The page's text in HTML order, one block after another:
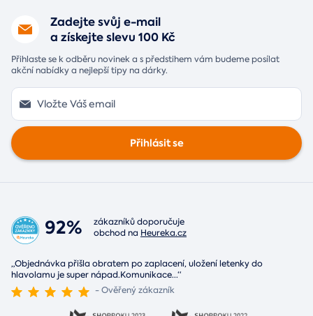
Zadejte svůj e-mail
a získejte slevu 100 Kč
Přihlaste se k odběru novinek a s předstihem vám budeme posílat
akční nabídky a nejlepší tipy na dárky.
Přihlásit se
92%
zákazníků doporučuje
obchod na Heureka.cz
„Objednávka přišla obratem po zaplacení, uložení letenky do
hlavolamu je super nápad.Komunikace...“
- Ověřený zákazník